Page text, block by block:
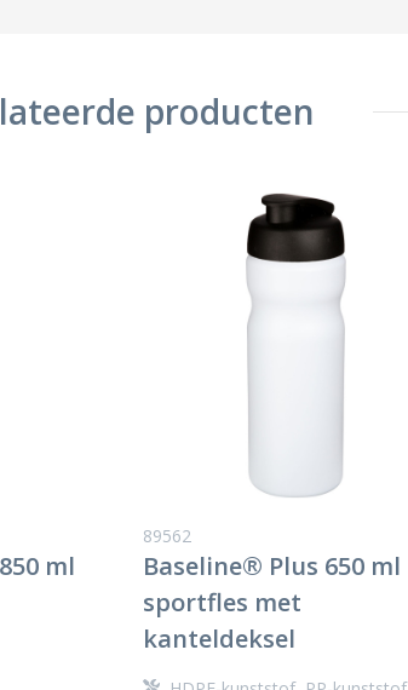
producten
ml
89562
Baseline® Plus 650 ml
sportfles met
kanteldeksel